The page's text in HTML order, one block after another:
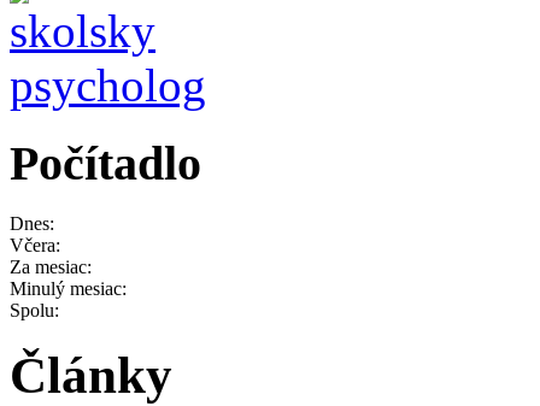
Počítadlo
Dnes:
Včera:
Za mesiac:
Minulý mesiac:
Spolu:
Články